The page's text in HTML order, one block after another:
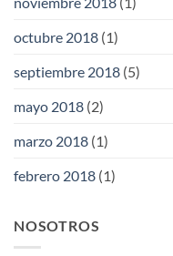
octubre 2018 (1)
septiembre 2018 (5)
mayo 2018 (2)
marzo 2018 (1)
febrero 2018 (1)
NOSOTROS